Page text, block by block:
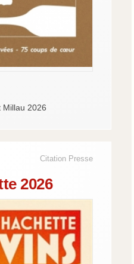
Millau 2026
Citation Presse
2026